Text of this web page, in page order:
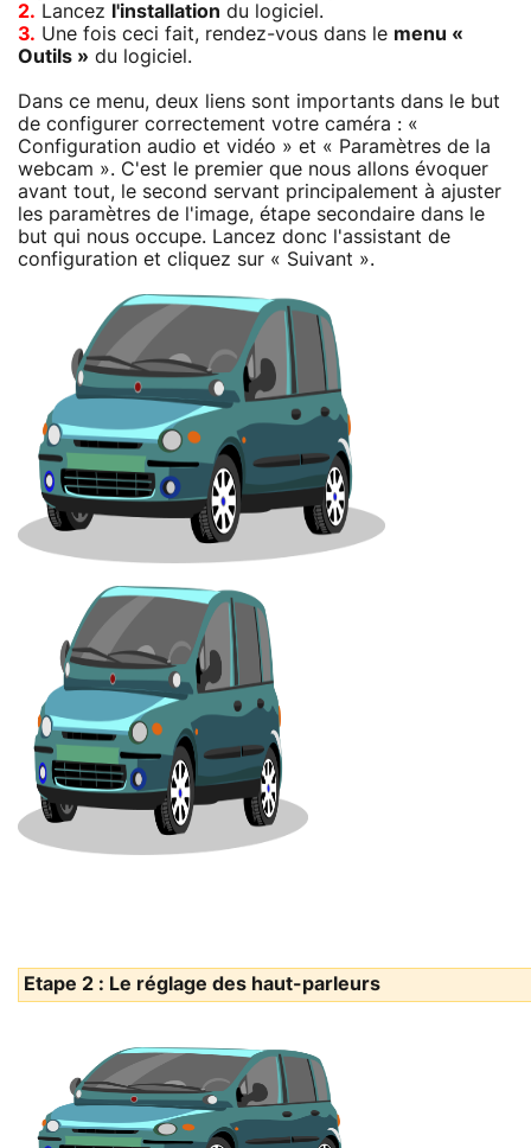
2. Lancez l'installation du logiciel.
3. Une fois ceci fait, rendez-vous dans le menu «
Outils » du logiciel.
Dans ce menu, deux liens sont importants dans le but
de configurer correctement votre caméra : «
Configuration audio et vidéo » et « Paramètres de la
webcam ». C'est le premier que nous allons évoquer
avant tout, le second servant principalement à ajuster
les paramètres de l'image, étape secondaire dans le
but qui nous occupe. Lancez donc l'assistant de
configuration et cliquez sur « Suivant ».
Etape 2 : Le réglage des haut-parleurs